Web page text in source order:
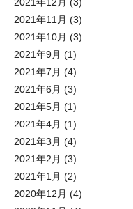
2021年12月 (3)
2021年11月 (3)
2021年10月 (3)
2021年9月 (1)
2021年7月 (4)
2021年6月 (3)
2021年5月 (1)
2021年4月 (1)
2021年3月 (4)
2021年2月 (3)
2021年1月 (2)
2020年12月 (4)